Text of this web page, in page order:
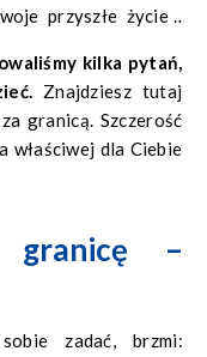
przyszłe życie i
kilka pytań,
Znajdziesz tutaj
granicą. Szczerość
właściwej dla Ciebie
granicę –
zadać, brzmi: